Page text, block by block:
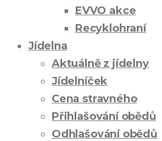
EVVO akce
Recyklohraní
Jídelna
Aktuálně z jídelny
Jídelníček
Cena stravného
Přihlašování obědů
Odhlašování obědů